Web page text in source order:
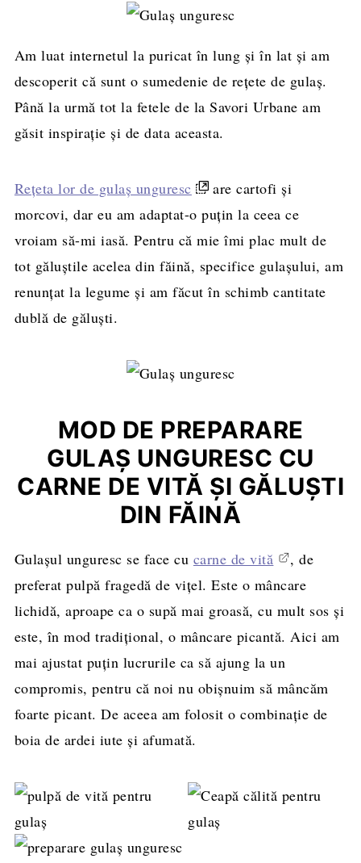
Am luat internetul la puricat în lung și în lat și am
descoperit că sunt o sumedenie de rețete de gulaș.
Până la urmă tot la fetele de la Savori Urbane am
găsit inspirație și de data aceasta.
Rețeta lor de gulaș unguresc
are cartofi și
morcovi, dar eu am adaptat-o puțin la ceea ce
vroiam să-mi iasă. Pentru că mie îmi plac mult de
tot găluștile acelea din făină, specifice gulașului, am
renunțat la legume și am făcut în schimb cantitate
dublă de găluști.
MOD DE PREPARARE
GULAȘ UNGURESC CU
CARNE DE VITĂ ȘI GĂLUȘTI
DIN FĂINĂ
Gulașul unguresc se face cu carne de vită
, de
preferat pulpă fragedă de vițel. Este o mâncare
lichidă, aproape ca o supă mai groasă, cu mult sos și
este, în mod tradițional, o mâncare picantă. Aici am
mai ajustat puțin lucrurile ca să ajung la un
compromis, pentru că noi nu obișnuim să mâncăm
foarte picant. De aceea am folosit o combinație de
boia de ardei iute și afumată.